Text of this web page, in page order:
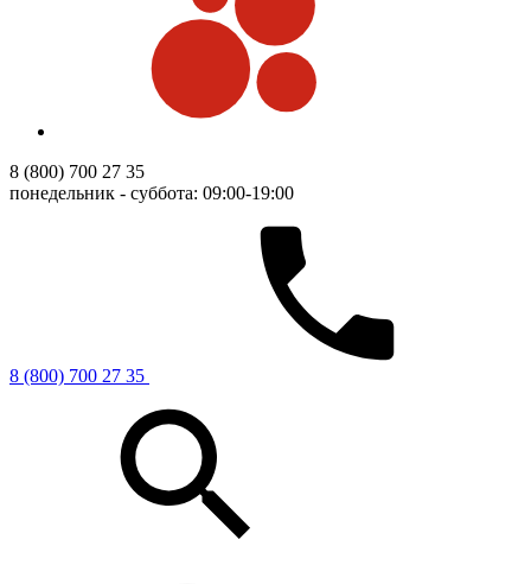
8 (800) 700 27 35
понедельник - суббота: 09:00-19:00
8 (800) 700 27 35